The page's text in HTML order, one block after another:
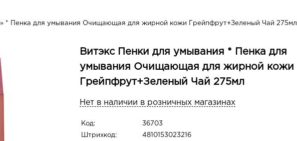
» * Пенка для умывания Очищающая для жирной кожи Грейпфрут+Зеленый Чай 275мл
Витэкс Пенки для умывания * Пенка для
умывания Очищающая для жирной кожи
Грейпфрут+Зеленый Чай 275мл
Нет в наличии в розничных магазинах
Код: 36703
Штрихкод: 4810153023216